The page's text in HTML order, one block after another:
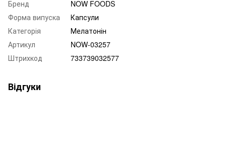
Бренд
NOW FOODS
Форма випуска
Капсули
Категорія
Мелатонін
Артикул
NOW-03257
Штрихкод
733739032577
Відгуки